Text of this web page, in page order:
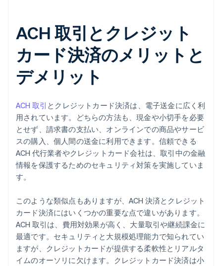
ACH 取引とクレジット
カード決済のメリットと
デメリット
ACH 取引 とクレジットカード決済は、電子送金に広く利
用されています。どちらの方法も、現金や小切手を必要
とせず、請求書の支払い、オンラインでの商品やサービ
スの購入、個人間の送金に利用できます。信頼できる
ACH 代行業者やクレジットカード会社は、取引中の金融
情報を保護するためのセキュリティ対策を実施していま
す。
このような類似点もありますが、ACH 決済とクレジット
カード決済にはいくつかの重要な点で違いがあります。
ACH 取引は、費用対効果が高く、大量取引や継続課金に
最適です。セキュリティと大規模処理能力で知られてい
ますが、クレジットカードが提供する柔軟性とリアルタ
イムのオーソリに欠けます。クレジットカード決済は小